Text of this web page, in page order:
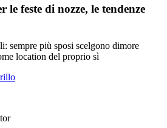
feste di nozze, le tendenze
sempre più sposi scelgono dimore
location del proprio sì